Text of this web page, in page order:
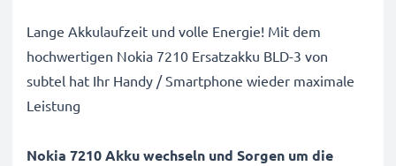
Lange Akkulaufzeit und volle Energie! Mit dem
hochwertigen Nokia 7210 Ersatzakku BLD-3 von
subtel hat Ihr Handy / Smartphone wieder maximale
Leistung
Nokia 7210 Akku wechseln und Sorgen um die